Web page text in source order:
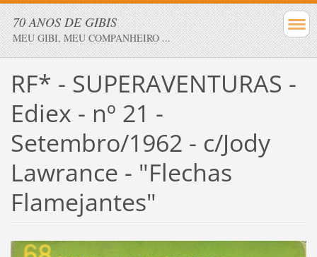
70 ANOS DE GIBIS
MEU GIBI, MEU COMPANHEIRO ...
RF* - SUPERAVENTURAS -
Ediex - nº 21 -
Setembro/1962 - c/Jody
Lawrance - "Flechas
Flamejantes"